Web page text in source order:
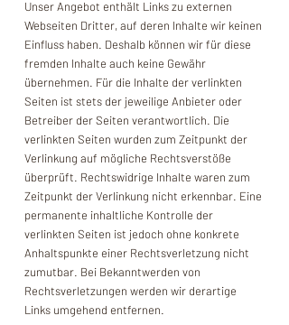
Unser Angebot enthält Links zu externen
Webseiten Dritter, auf deren Inhalte wir keinen
Einfluss haben. Deshalb können wir für diese
fremden Inhalte auch keine Gewähr
übernehmen. Für die Inhalte der verlinkten
Seiten ist stets der jeweilige Anbieter oder
Betreiber der Seiten verantwortlich. Die
verlinkten Seiten wurden zum Zeitpunkt der
Verlinkung auf mögliche Rechtsverstöße
überprüft. Rechtswidrige Inhalte waren zum
Zeitpunkt der Verlinkung nicht erkennbar. Eine
permanente inhaltliche Kontrolle der
verlinkten Seiten ist jedoch ohne konkrete
Anhaltspunkte einer Rechtsverletzung nicht
zumutbar. Bei Bekanntwerden von
Rechtsverletzungen werden wir derartige
Links umgehend entfernen.